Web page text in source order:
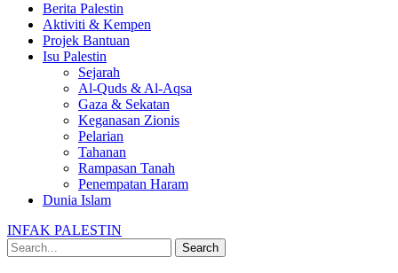
Berita Palestin
Aktiviti & Kempen
Projek Bantuan
Isu Palestin
Sejarah
Al-Quds & Al-Aqsa
Gaza & Sekatan
Keganasan Zionis
Pelarian
Tahanan
Rampasan Tanah
Penempatan Haram
Dunia Islam
INFAK PALESTIN
Search